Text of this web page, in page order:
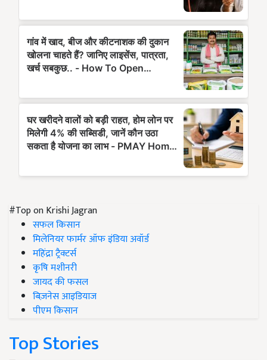
#Top on Krishi Jagran
सफल किसान
मिलेनियर फार्मर ऑफ इंडिया अवॉर्ड
महिंद्रा ट्रैक्टर्स
कृषि मशीनरी
जायद की फसल
बिज़नेस आइडियाज
पीएम किसान
Top Stories